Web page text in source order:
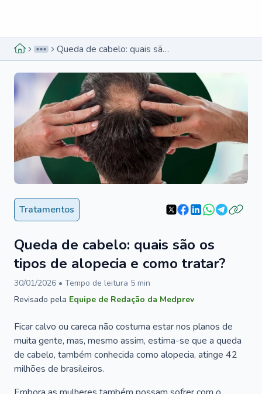
Queda de cabelo: quais são os tipos de alopecia e como tratar?
Tratamentos
Queda de cabelo: quais são os
tipos de alopecia e como tratar?
30/01/2026 • Tempo de leitura 5 min
Revisado pela Equipe de Redação da Medprev
Ficar calvo ou careca não costuma estar nos planos de
muita gente, mas, mesmo assim, estima-se que a queda
de cabelo, também conhecida como alopecia, atinge 42
milhões de brasileiros.